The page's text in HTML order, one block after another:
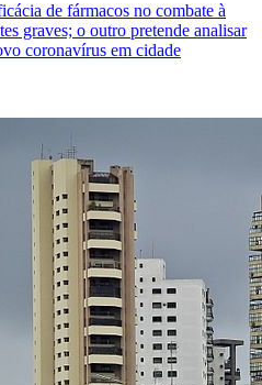
de fármacos no combate à
graves; o outro pretende analisar
coronavírus em cidade